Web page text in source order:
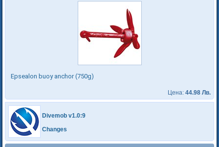
Epsealon buoy anchor (750g)
Цена: 44.98 Лв.
Divemob v1.0:9
Changes